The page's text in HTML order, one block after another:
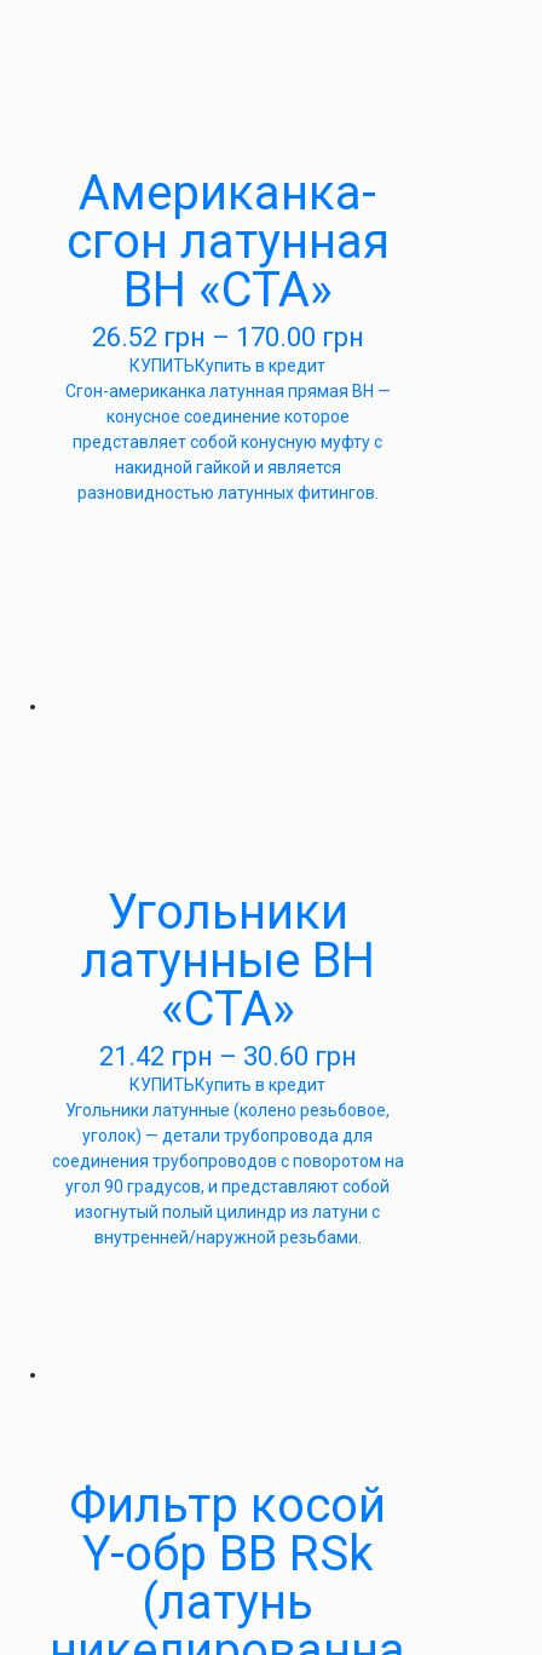
Американка-
сгон латунная
ВН «СТА»
26.52 грн – 170.00 грн
КУПИТЬКупить в кредит
Сгон-американка латунная прямая ВН —
конусное соединение которое
представляет собой конусную муфту с
накидной гайкой и является
разновидностью латунных фитингов.
Угольники
латунные ВН
«СТА»
21.42 грн – 30.60 грн
КУПИТЬКупить в кредит
Угольники латунные (колено резьбовое,
уголок) — детали трубопровода для
соединения трубопроводов с поворотом на
угол 90 градусов, и представляют собой
изогнутый полый цилиндр из латуни с
внутренней/наружной резьбами.
Фильтр косой
Y-обр ВВ RSk
(латунь